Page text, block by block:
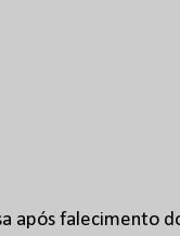
após falecimento